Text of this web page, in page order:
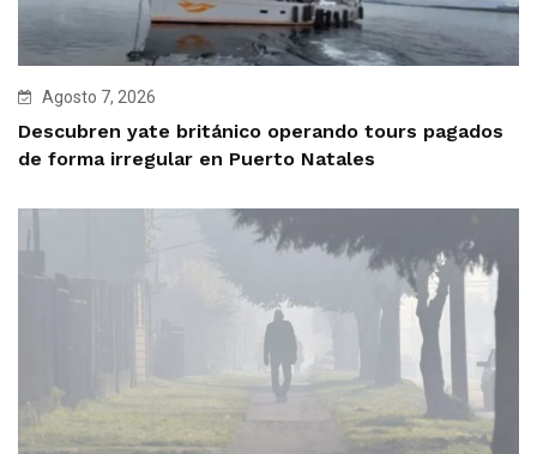
Agosto 7, 2026
Descubren yate británico operando tours pagados
de forma irregular en Puerto Natales